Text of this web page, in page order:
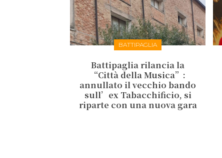
BATTIPAGLIA
Battipaglia rilancia la
“Città della Musica”:
annullato il vecchio bando
sull’ex Tabacchificio, si
riparte con una nuova gara